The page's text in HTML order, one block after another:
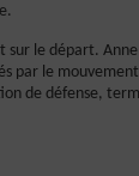
sur le départ.
par le
de défense,